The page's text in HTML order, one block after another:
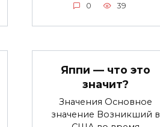
0 39
Яппи — что это
значит?
Значения Основное
значение Возникший в